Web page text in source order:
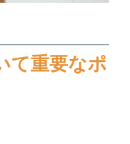
て重要なポ